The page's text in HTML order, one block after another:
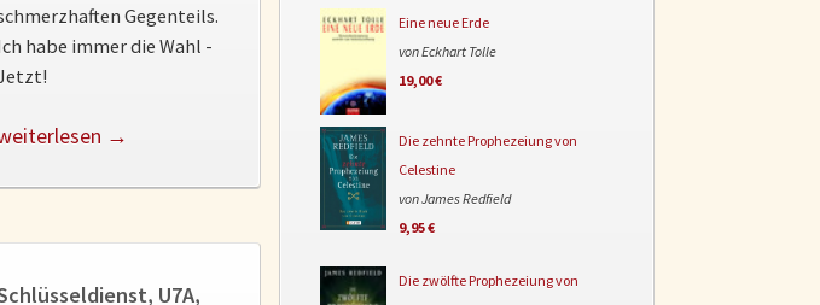
Gegenteils.
habe immer die Wahl -
→
U7A,
Eine neue Erde
von Eckhart Tolle
19,00 €
Die zehnte Prophezeiung von
Celestine
von James Redfield
9,95 €
Die zwölfte Prophezeiung von